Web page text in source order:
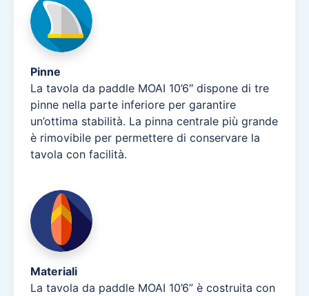
Pinne
La tavola da paddle MOAI 10’6″ dispone di tre
pinne nella parte inferiore per garantire
un’ottima stabilità. La pinna centrale più grande
è rimovibile per permettere di conservare la
tavola con facilità.
Materiali
La tavola da paddle MOAI 10’6” è costruita con